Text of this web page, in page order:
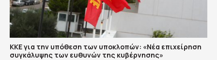
ΚΚΕ για την υπόθεση των υποκλοπών: «Νέα επιχείρηση
συγκάλυψης των ευθυνών της κυβέρνησης»